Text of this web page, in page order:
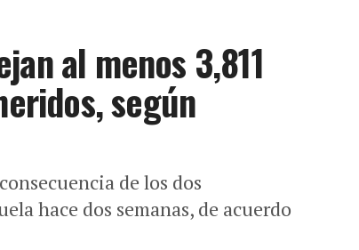
al menos 3,811
según
de los dos
hace dos semanas, de acuerdo